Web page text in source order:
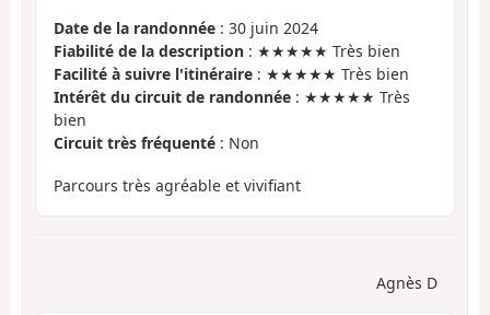
Date de la randonnée : 30 juin 2024
Fiabilité de la description : ★★★★★ Très bien
Facilité à suivre l'itinéraire : ★★★★★ Très bien
Intérêt du circuit de randonnée : ★★★★★ Très
bien
Circuit très fréquenté : Non
Parcours très agréable et vivifiant
Agnès D